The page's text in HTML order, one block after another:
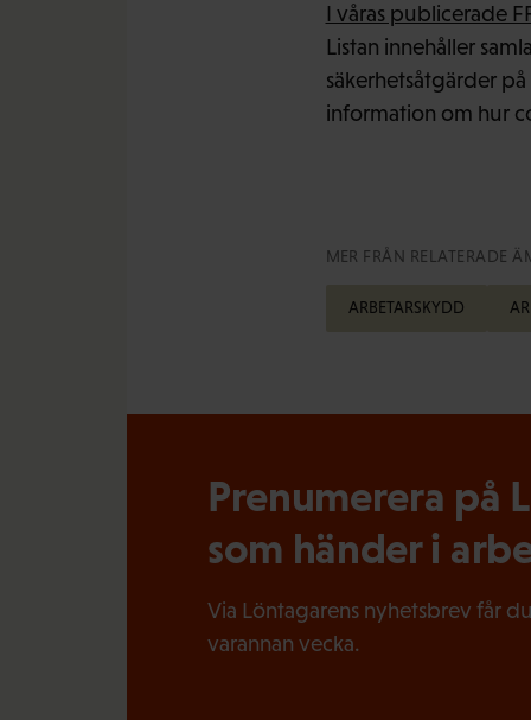
I våras publicerade
Listan innehåller
säkerhetsåtgärder
information om hur
MER FRÅN RELATERADE
ARBETARSKYDD
Prenumerera på
som händer i
Via Löntagarens nyhetsbrev får
varannan vecka.